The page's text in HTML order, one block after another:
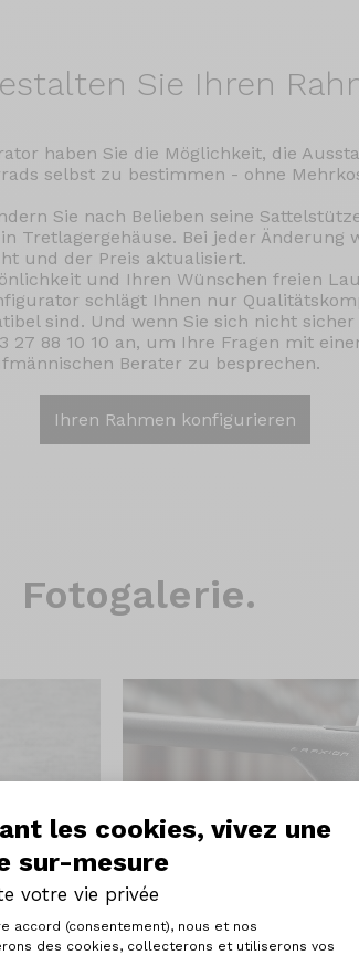
les cookies, vivez une
sur-mesure
votre vie privée
de Gestion du
accord (consentement), nous et nos
des cookies, collecterons et utiliserons vos
Sie Ihren
haben Sie die Möglichkeit, die
selbst zu bestimmen - ohne
Sie nach Belieben seine
Tretlagergehäuse. Bei jeder Änderung
und der Preis aktualisiert.
und Ihren Wünschen freien
schlägt Ihnen nur
sind. Und wenn Sie sich nicht
27 88 10 10 an, um Ihre Fragen mit
Berater zu besprechen.
Ihren Rahmen konfigurieren
Fotogalerie.